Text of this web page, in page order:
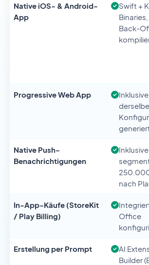
Native iOS- & Android-
App
Swift +
Back-
Progressive Web App
Native Push-
Benachrichtigungen
Inklusive,
nach
In-App-Käufe (StoreKit
/ Play Billing)
Office
Erstellung per Prompt
AI
Builder